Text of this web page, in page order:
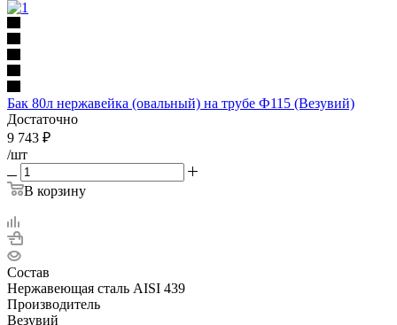
Бак 80л нержавейка (овальный) на трубе Ф115 (Везувий)
Достаточно
9 743 ₽
/шт
В корзину
Состав
Нержавеющая сталь AISI 439
Производитель
Везувий